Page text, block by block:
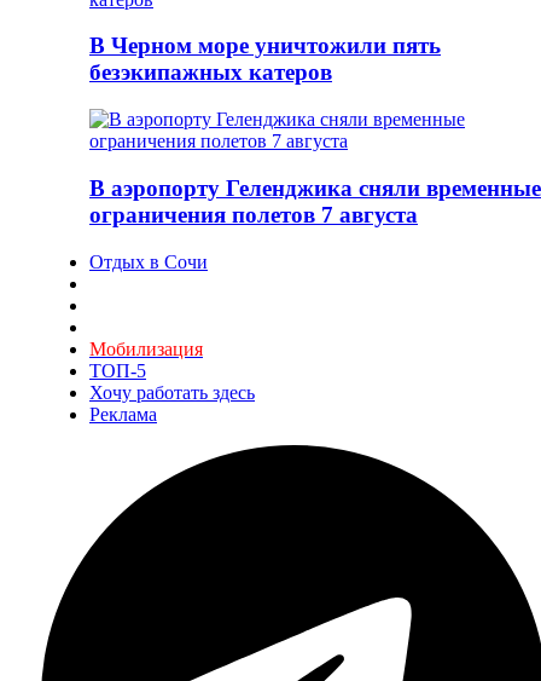
В Черном море уничтожили пять
безэкипажных катеров
В аэропорту Геленджика сняли временные
ограничения полетов 7 августа
Отдых в Сочи
Мобилизация
ТОП-5
Хочу работать здесь
Реклама